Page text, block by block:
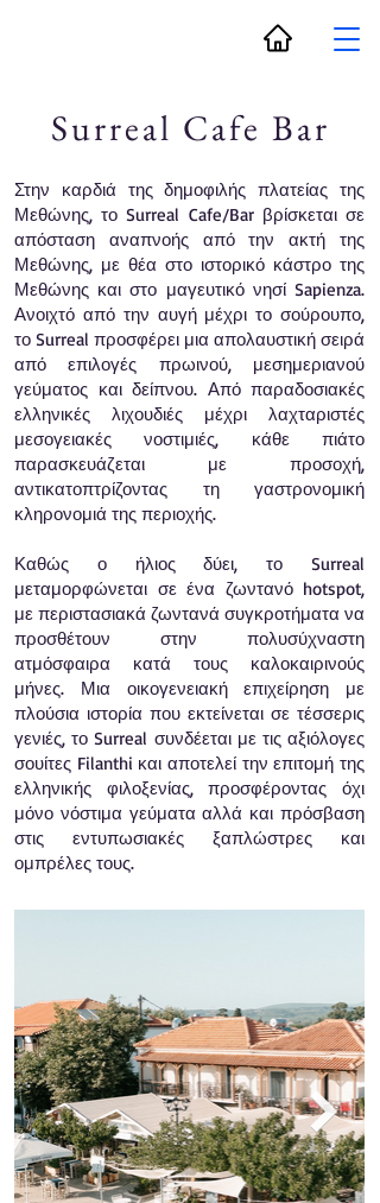
Surreal Cafe Bar
Στην καρδιά της δημοφιλής πλατείας της
Μεθώνης, το Surreal Cafe/Bar βρίσκεται σε
απόσταση αναπνοής από την ακτή της
Μεθώνης, με θέα στο ιστορικό κάστρο της
Μεθώνης και στο μαγευτικό νησί Sapienza.
Ανοιχτό από την αυγή μέχρι το σούρουπο,
το Surreal προσφέρει μια απολαυστική σειρά
από επιλογές πρωινού, μεσημεριανού
γεύματος και δείπνου. Από παραδοσιακές
ελληνικές λιχουδιές μέχρι λαχταριστές
μεσογειακές νοστιμιές, κάθε πιάτο
παρασκευάζεται με προσοχή,
αντικατοπτρίζοντας τη γαστρονομική
κληρονομιά της περιοχής.
Καθώς ο ήλιος δύει, το Surreal
μεταμορφώνεται σε ένα ζωντανό hotspot,
με περιστασιακά ζωντανά συγκροτήματα να
προσθέτουν στην πολυσύχναστη
ατμόσφαιρα κατά τους καλοκαιρινούς
μήνες. Μια οικογενειακή επιχείρηση με
πλούσια ιστορία που εκτείνεται σε τέσσερις
γενιές, το Surreal συνδέεται με τις αξιόλογες
σουίτες Filanthi και αποτελεί την επιτομή της
ελληνικής φιλοξενίας, προσφέροντας όχι
μόνο νόστιμα γεύματα αλλά και πρόσβαση
στις εντυπωσιακές ξαπλώστρες και
ομπρέλες τους.